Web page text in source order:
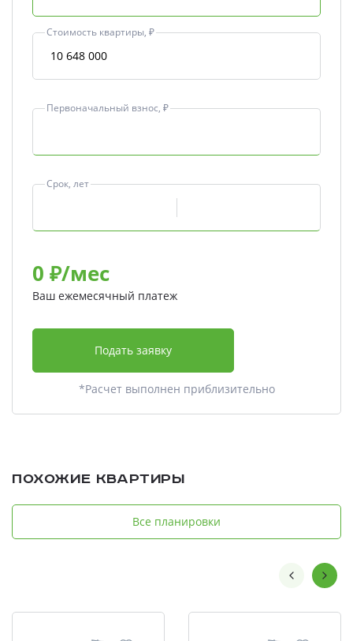
Стоимость квартиры, ₽
Первоначальный взнос, ₽
Срок, лет
0 ₽/мес
Ваш ежемесячный платеж
Подать заявку
*Расчет выполнен приблизительно
Похожие квартиры
Все планировки